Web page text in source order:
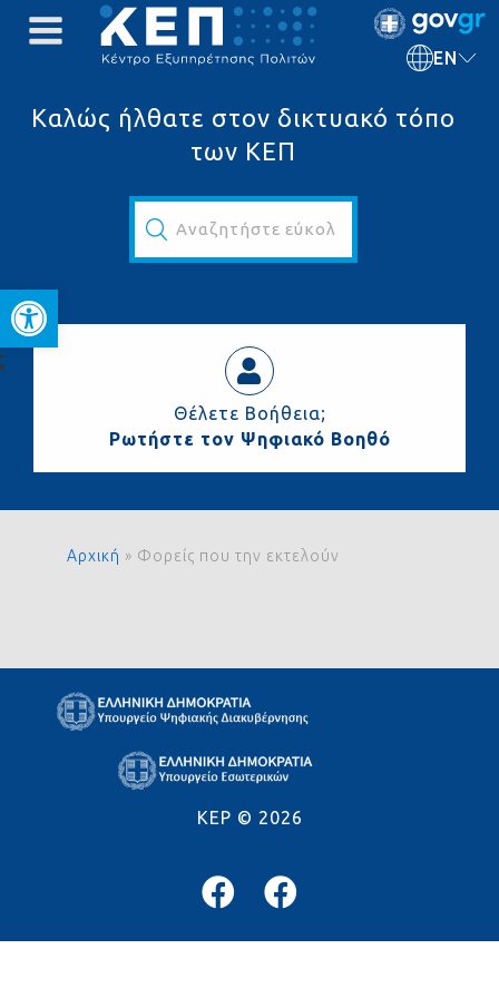
Open toolbar
EN
Καλώς ήλθατε στον δικτυακό τόπο
των ΚΕΠ
Αναζητήστε εύκολα και γρήγορα...
Θέλετε Βοήθεια;
Ρωτήστε τον Ψηφιακό Βοηθό
Αρχική » Φορείς που την εκτελούν
KEP © 2026